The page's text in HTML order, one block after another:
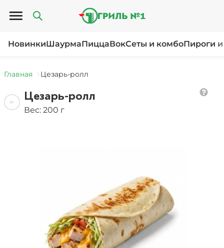
Открыть меню
НовинкиШаурмаПиццаВокСеты и комбоПироги
Главная Цезарь-ролл
Цезарь-ролл
Вес: 200 г